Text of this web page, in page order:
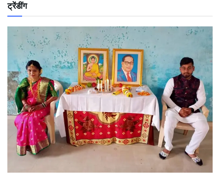
ट्रेंडींग